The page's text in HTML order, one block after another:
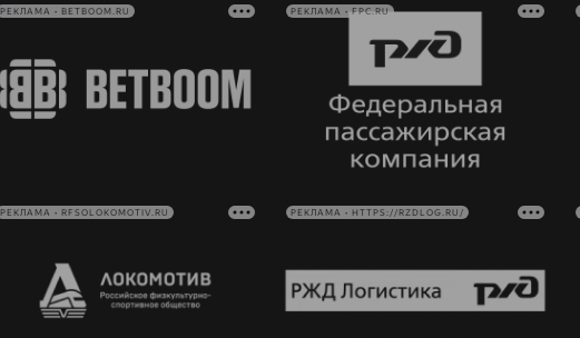
РЕКЛАМА • BETBOOM.RU РЕКЛАМА • FPC.RU
РЕКЛАМА • RFSOLOKOMOTIV.RU РЕКЛАМА • HTTPS://RZDLOG.RU/